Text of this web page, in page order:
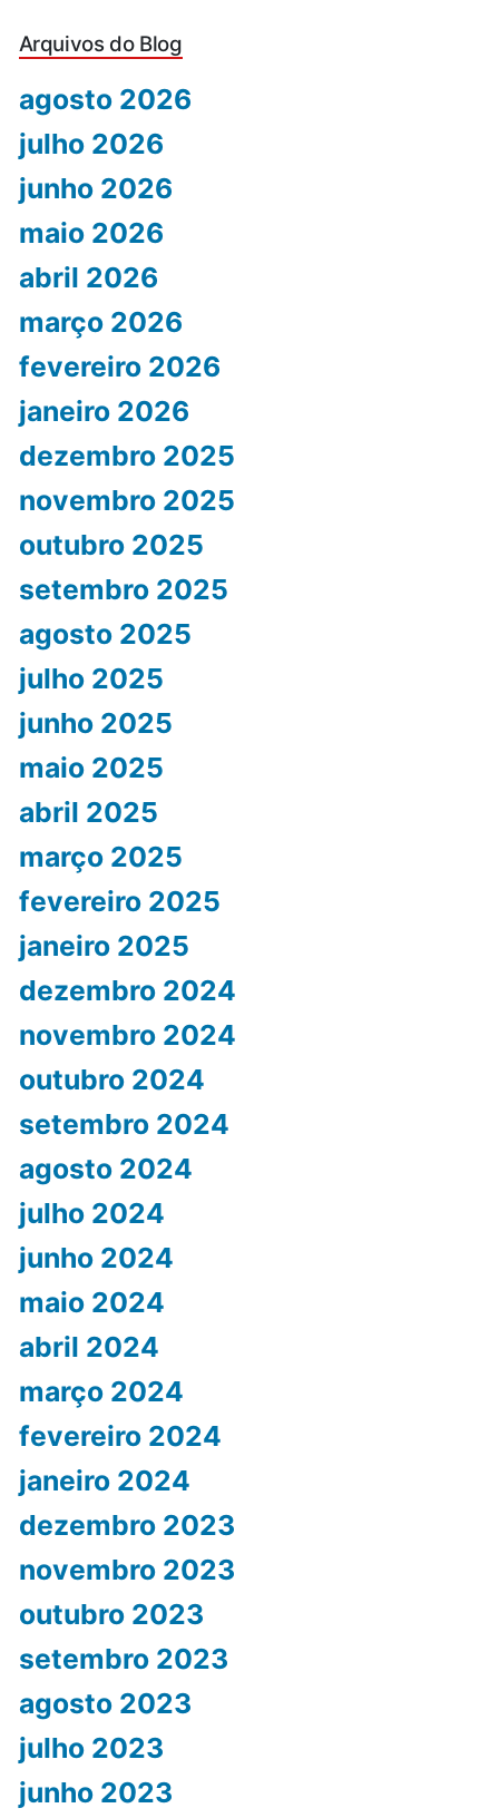
Arquivos do Blog
agosto 2026
julho 2026
junho 2026
maio 2026
abril 2026
março 2026
fevereiro 2026
janeiro 2026
dezembro 2025
novembro 2025
outubro 2025
setembro 2025
agosto 2025
julho 2025
junho 2025
maio 2025
abril 2025
março 2025
fevereiro 2025
janeiro 2025
dezembro 2024
novembro 2024
outubro 2024
setembro 2024
agosto 2024
julho 2024
junho 2024
maio 2024
abril 2024
março 2024
fevereiro 2024
janeiro 2024
dezembro 2023
novembro 2023
outubro 2023
setembro 2023
agosto 2023
julho 2023
junho 2023